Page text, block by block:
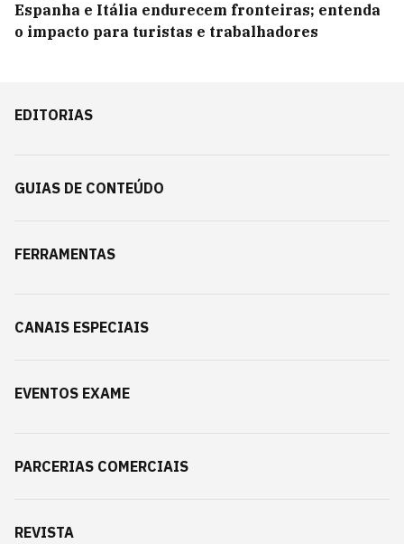
Espanha e Itália endurecem fronteiras; entenda
o impacto para turistas e trabalhadores
EDITORIAS
GUIAS DE CONTEÚDO
FERRAMENTAS
CANAIS ESPECIAIS
EVENTOS EXAME
PARCERIAS COMERCIAIS
REVISTA